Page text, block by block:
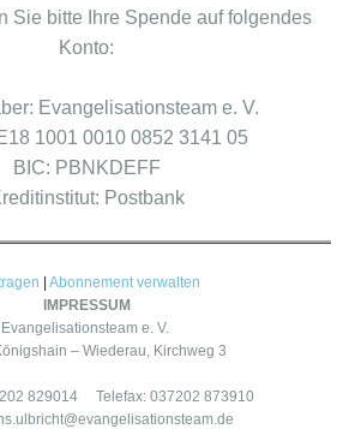
Sie bitte Ihre Spende auf folgendes
Konto:
Evangelisationsteam e. V.
1001 0010 0852 3141 05
BIC: PBNKDEFF
Postbank
Abonnement verwalten
IMPRESSUM
Evangelisationsteam e. V.
– Wiederau, Kirchweg 3
829014 Telefax: 037202 873910